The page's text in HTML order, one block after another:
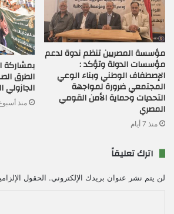
مؤسسة المصريين تنظم ندوة لدعم
مؤسسات الدولة وتؤكد :
الإصطفاف الوطني وبناء الوعي
المجتمعي ضرورة لمواجهة
التحديات وحماية الأمن القومي
المصري
منذ 7 أيام
بمشاركة
الطرق
الجازولي
منذ
اترك تعليقاً
لن يتم نشر عنوان بريدك الإلكتروني. الحقول